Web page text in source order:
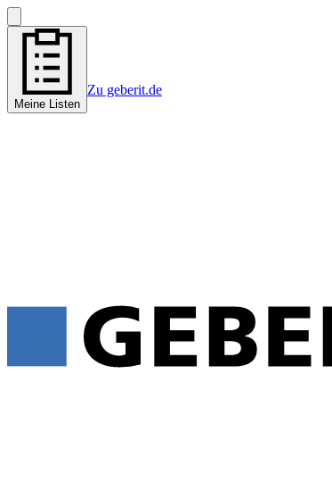
Meine Listen
Zu geberit.de